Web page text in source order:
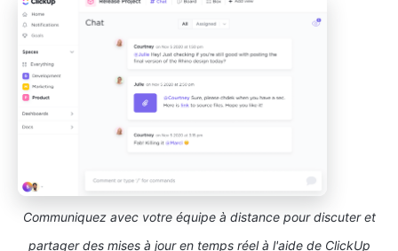
Communiquez avec votre équipe à distance pour discuter et
partager des mises à jour en temps réel à l'aide de ClickUp